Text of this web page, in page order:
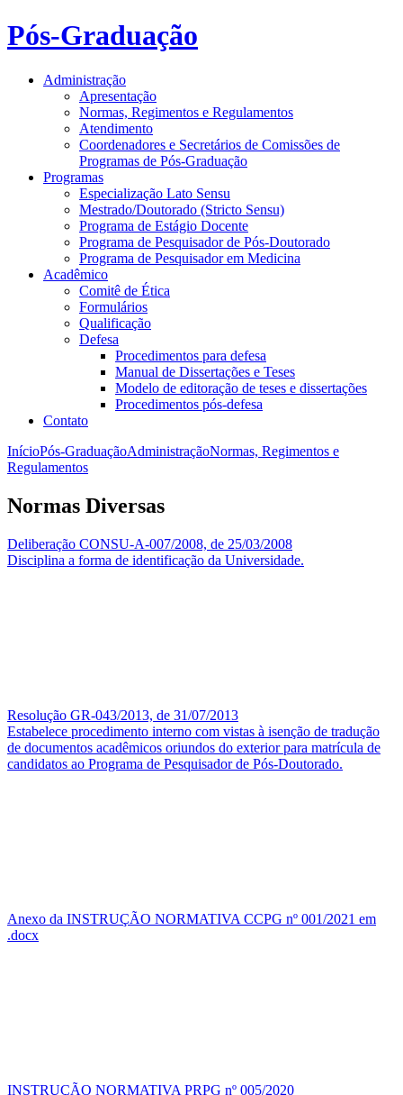
Pós-Graduação
Administração
Apresentação
Normas, Regimentos e Regulamentos
Atendimento
Coordenadores e Secretários de Comissões de
Programas de Pós-Graduação
Programas
Especialização Lato Sensu
Mestrado/Doutorado (Stricto Sensu)
Programa de Estágio Docente
Programa de Pesquisador de Pós-Doutorado
Programa de Pesquisador em Medicina
Acadêmico
Comitê de Ética
Formulários
Qualificação
Defesa
Procedimentos para defesa
Manual de Dissertações e Teses
Modelo de editoração de teses e dissertações
Procedimentos pós-defesa
Contato
InícioPós-GraduaçãoAdministraçãoNormas, Regimentos e
Regulamentos
Normas Diversas
Deliberação CONSU-A-007/2008, de 25/03/2008
Disciplina a forma de identificação da Universidade.
Resolução GR-043/2013, de 31/07/2013
Estabelece procedimento interno com vistas à isenção de tradução
de documentos acadêmicos oriundos do exterior para matrícula de
candidatos ao Programa de Pesquisador de Pós-Doutorado.
Anexo da INSTRUÇÃO NORMATIVA CCPG nº 001/2021 em
.docx
INSTRUÇÃO NORMATIVA PRPG nº 005/2020